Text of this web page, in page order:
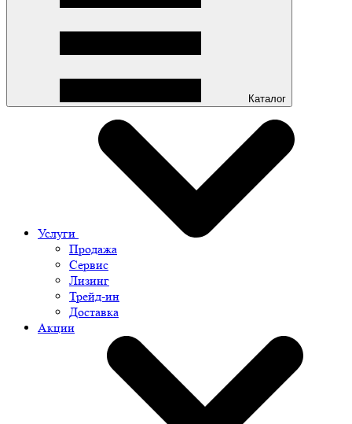
Каталог
Услуги
Продажа
Сервис
Лизинг
Трейд-ин
Доставка
Акции